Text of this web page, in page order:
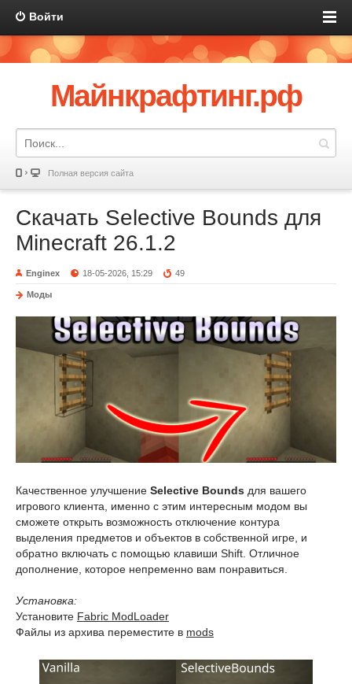
Войти
Майнкрафтинг.рф
Полная версия сайта
Скачать Selective Bounds для
Minecraft 26.1.2
Enginex 18-05-2026, 15:29 49
Моды
Качественное улучшение Selective Bounds для вашего
игрового клиента, именно с этим интересным модом вы
сможете открыть возможность отключение контура
выделения предметов и объектов в собственной игре, и
обратно включать с помощью клавиши Shift. Отличное
дополнение, которое непременно вам понравиться.
Установка:
Установите Fabric ModLoader
Файлы из архива переместите в mods